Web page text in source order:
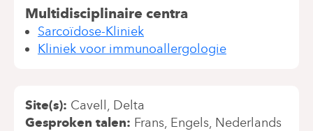
Multidisciplinaire centra
Sarcoïdose-Kliniek
Kliniek voor immunoallergologie
Site(s) Cavell
Delta
Gesproken talen Frans Engels Nederlands